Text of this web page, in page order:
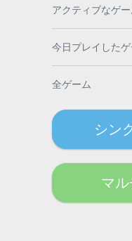
アクティブなゲー
今日プレイしたゲ
全ゲーム
シン
マ